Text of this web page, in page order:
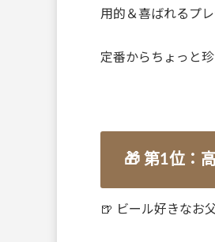
用的＆喜ばれるプ
定番からちょっと
🎁 第1位：
🍺 ビール好きなお